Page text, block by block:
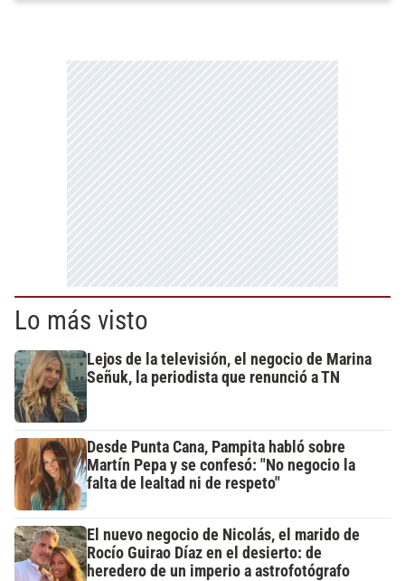
Lo más visto
Lejos de la televisión, el negocio de Marina
Señuk, la periodista que renunció a TN
Desde Punta Cana, Pampita habló sobre
Martín Pepa y se confesó: "No negocio la
falta de lealtad ni de respeto"
El nuevo negocio de Nicolás, el marido de
Rocío Guirao Díaz en el desierto: de
heredero de un imperio a astrofotógrafo